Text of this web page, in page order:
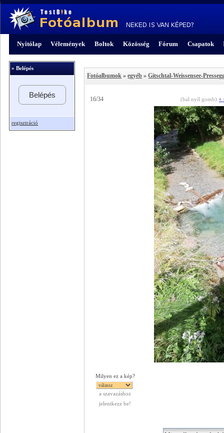
Nyitólap Vélemények Boltok Közösség Fórum Csapatok
» Belépés
Belépés
regisztráció
Fotóalbumok »egyéb »Gitschtal-Weissensee-
16/34 (bal nyíl gomb) ‹
Milyen ez a kép?
a szavazáshoz
jelentkezz be!